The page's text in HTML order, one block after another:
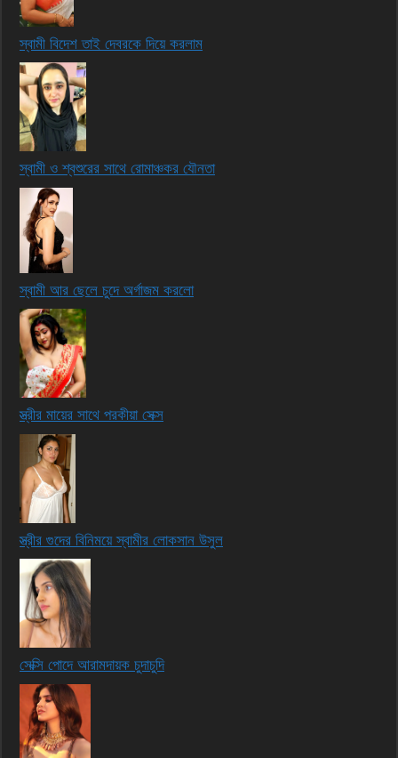
স্বামী বিদেশ তাই দেবরকে দিয়ে করলাম
স্বামী ও শ্বশুরের সাথে রোমাঞ্চকর যৌনতা
স্বামী আর ছেলে চুদে অর্গাজম করলো
স্ত্রীর মায়ের সাথে পরকীয়া সেক্স
স্ত্রীর গুদের বিনিময়ে স্বামীর লোকসান উসুল
সেক্সি পোদে আরামদায়ক চুদাচুদি